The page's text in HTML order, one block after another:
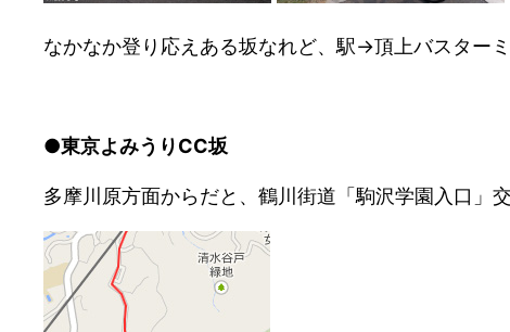
なかなか登り応えある坂なれど、駅→頂上バスター
●東京よみうりCC坂
多摩川原方面からだと、鶴川街道「駒沢学園入口」